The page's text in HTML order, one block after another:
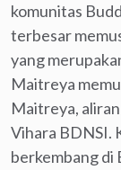
komunitas
terbesar
yang
Maitreya
Maitreya,
Vihara BDNSI.
berkembang di